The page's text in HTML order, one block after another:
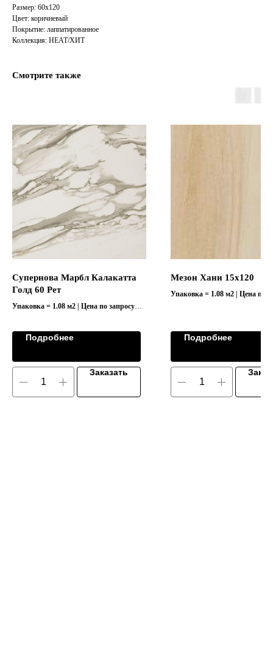
Размер: 60х120
Цвет: коричневый
Покрытие: лаппатированное
Коллекция: HEAT/XИT
Смотрите также
Супернова Марбл Калакатта
Голд 60 Рет
Упаковка = 1.08 м2 | Цена по запросу
Подробнее
Заказать
Мезон Хани 15х120
Упаковка = 1.08 м2 | Цена по
Подробнее